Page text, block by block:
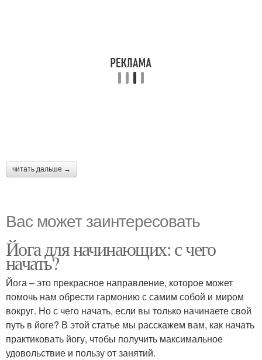
читать дальше →
Вас может заинтересовать
Йога для начинающих: с чего
начать?
Йога – это прекрасное направление, которое может
помочь нам обрести гармонию с самим собой и миром
вокруг. Но с чего начать, если вы только начинаете свой
путь в йоге? В этой статье мы расскажем вам, как начать
практиковать йогу, чтобы получить максимальное
удовольствие и пользу от занятий.